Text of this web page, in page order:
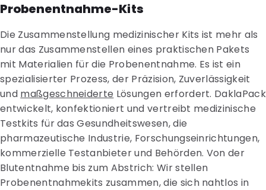
Probenentnahme-Kits
Die Zusammenstellung medizinischer Kits ist mehr als
nur das Zusammenstellen eines praktischen Pakets
mit Materialien für die Probenentnahme. Es ist ein
spezialisierter Prozess, der Präzision, Zuverlässigkeit
und maßgeschneiderte Lösungen erfordert. DaklaPack
entwickelt, konfektioniert und vertreibt medizinische
Testkits für das Gesundheitswesen, die
pharmazeutische Industrie, Forschungseinrichtungen,
kommerzielle Testanbieter und Behörden. Von der
Blutentnahme bis zum Abstrich: Wir stellen
Probenentnahmekits zusammen, die sich nahtlos in